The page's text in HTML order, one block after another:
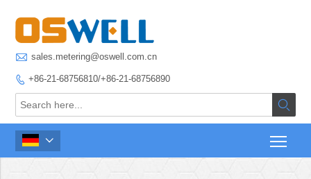
 sales.metering@oswell.com.cn
 +86-21-68756810/+86-21-68756890

